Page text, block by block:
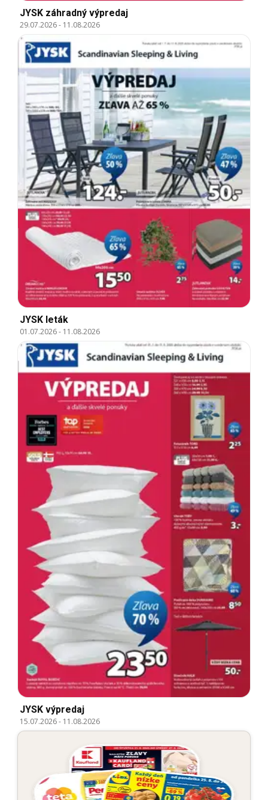
JYSK záhradný výpredaj
29.07.2026- 11.08.2026
JYSK leták
01.07.2026- 11.08.2026
JYSK výpredaj
15.07.2026- 11.08.2026